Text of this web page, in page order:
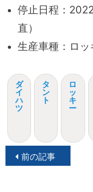
停止日程：
直）
生産車種：ロ
ダ
イ
ハ
ツ
タ
ン
ト
ロ
ッ
キ
ー
投前の記事